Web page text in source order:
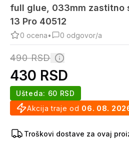
full glue, 033mm zastitno
13 Pro 40512
0 ocena• 0 odgovor/a
490RSD
430 RSD
Akcija traje od 06. 08.
Ušteda: 60 RSD
Troškovi dostave za ovaj